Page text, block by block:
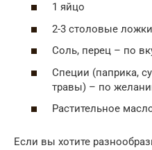
1 яйцо
2-3 столовые
Соль, перец – по
Специи (паприка,
травы) – по
Растительное
Если вы хотите